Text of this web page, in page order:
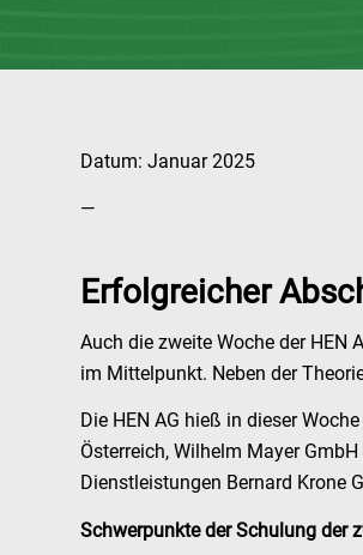
Datum: Januar 2025
—
Erfolgreicher
Auch die zweite Woche der HEN
im Mittelpunkt. Neben der
Die HEN AG hieß in dieser
Österreich, Wilhelm Mayer
Dienstleistungen Bernard Krone
Schwerpunkte der Schulung der